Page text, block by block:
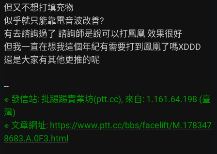
但又不想打填充物
似乎就只能靠電音波改善?
有去諮詢過了 諮詢師是說可以打鳳凰 效果很好
但我一直在想我這個年紀有需要打到鳳凰了嗎XDDD
還是大家有其他更推的呢
※ 發信站: 批踢踢實業坊(ptt.cc), 來自: 1.161.64.198 (臺
灣)
※ 文章網址: https://www.ptt.cc/bbs/facelift/M.178347
8683.A.0F3.html